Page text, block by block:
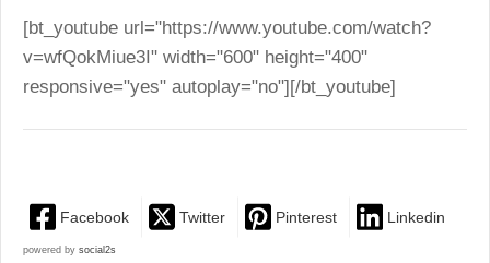
[bt_youtube url="https://www.youtube.com/watch?
v=wfQokMiue3I" width="600" height="400"
responsive="yes" autoplay="no"][/bt_youtube]
Facebook Twitter Pinterest Linkedin
powered by social2s